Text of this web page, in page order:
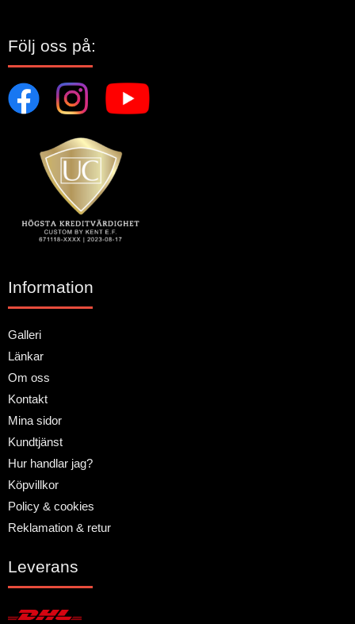
Följ oss på:
Information
Galleri
Länkar
Om oss
Kontakt
Mina sidor
Kundtjänst
Hur handlar jag?
Köpvillkor
Policy & cookies
Reklamation & retur
Leverans